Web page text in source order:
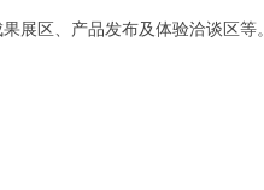
区、产品发布及体验洽谈区等。